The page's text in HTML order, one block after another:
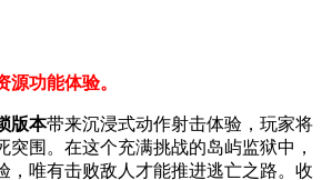
功能体验。
版本带来沉浸式动作射击体验，玩家将
突围。在这个充满挑战的岛屿监狱中，
，唯有击败敌人才能推进逃亡之路。收